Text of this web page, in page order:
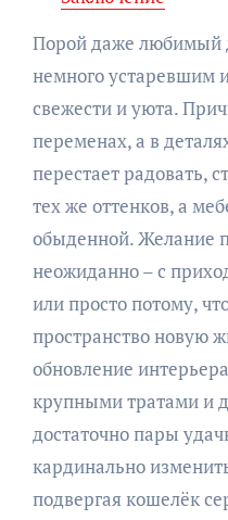
Порой даже любимый
немного устаревшим
свежести и уюта.
переменах, а в
перестает радовать,
тех же оттенков, а
обыденной. Желание
неожиданно – с
или просто потому,
пространство новую
обновление
крупными тратами и
достаточно пары
кардинально
подвергая кошелёк